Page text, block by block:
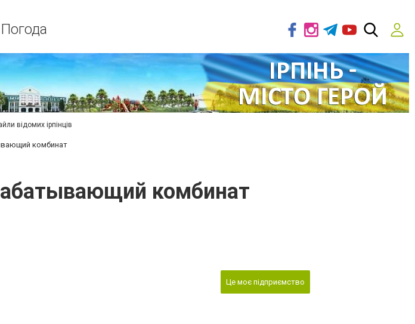
Погода
відомих ірпінців
комбинат
комбинат
Це моє підприємство